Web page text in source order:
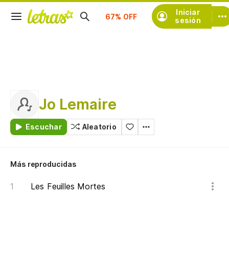
Iniciar
sesión
Suscríbete
Jo Lemaire
Escuchar Aleatorio
Más reproducidas
Les Feuilles Mortes